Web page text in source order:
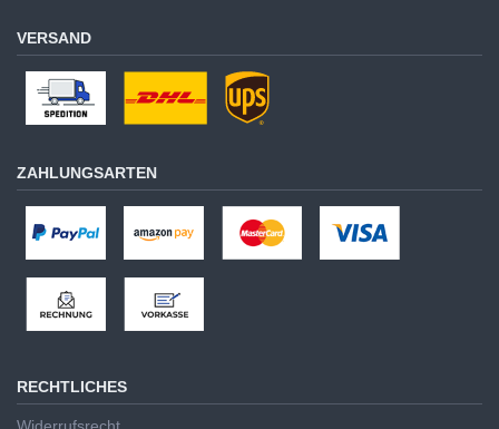
VERSAND
ZAHLUNGSARTEN
RECHTLICHES
Widerrufsrecht